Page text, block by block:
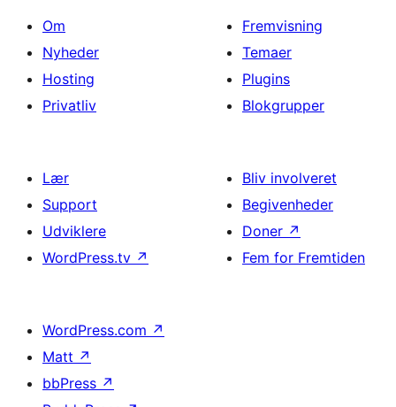
Om
Nyheder
Hosting
Privatliv
Fremvisning
Temaer
Plugins
Blokgrupper
Lær
Support
Udviklere
WordPress.tv ↗
Bliv involveret
Begivenheder
Doner ↗
Fem for Fremtiden
WordPress.com ↗
Matt ↗
bbPress ↗